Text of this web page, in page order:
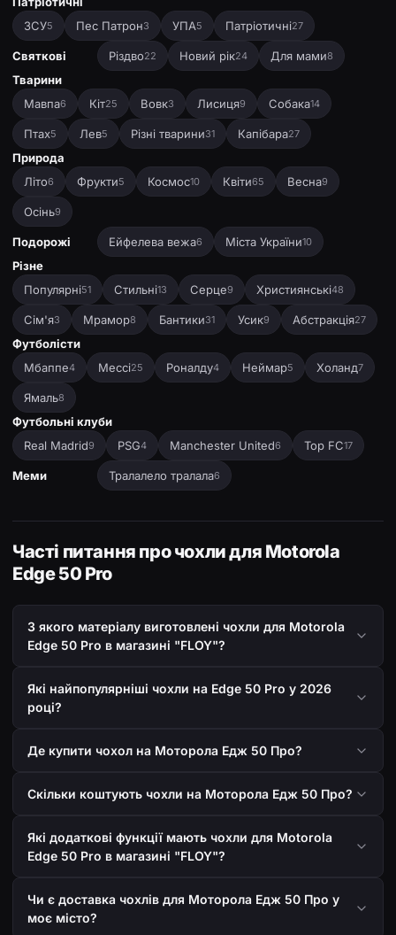
ЗСУ5 Пес Патрон3 УПА5 Патріотичні27
Святкові Різдво22 Новий рік24 Для мами8
Тварини
Мавпа6 Кіт25 Вовк3 Лисиця9 Собака14
Птах5 Лев5 Різні тварини31 Капібара27
Природа
Літо6 Фрукти5 Космос10 Квіти65 Весна9
Осінь9
Подорожі Ейфелева вежа6 Міста України10
Різне
Популярні51 Стильні13 Серце9 Християнські48
Сім'я3 Мрамор8 Бантики31 Усик9 Абстракція27
Футболісти
Мбаппе4 Мессі25 Роналду4 Неймар5 Холанд7
Ямаль8
Футбольні клуби
Real Madrid9 PSG4 Manchester United6 Top FC17
Меми Тралалело тралала6
Часті питання про чохли для Motorola
Edge 50 Pro
З якого матеріалу виготовлені чохли для Motorola
Edge 50 Pro в магазині "FLOY"?
Які найпопулярніші чохли на Edge 50 Pro у 2026
році?
Де купити чохол на Моторола Едж 50 Про?
Скільки коштують чохли на Моторола Едж 50 Про?
Які додаткові функції мають чохли для Motorola
Edge 50 Pro в магазині "FLOY"?
Чи є доставка чохлів для Моторола Едж 50 Про у
моє місто?